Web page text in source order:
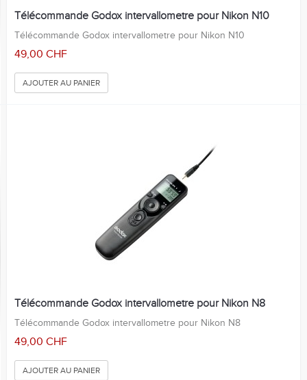
Télécommande Godox intervallometre pour Nikon N10
Télécommande Godox intervallometre pour Nikon N10
49,00 CHF
AJOUTER AU PANIER
Télécommande Godox intervallometre pour Nikon N8
Télécommande Godox intervallometre pour Nikon N8
49,00 CHF
AJOUTER AU PANIER